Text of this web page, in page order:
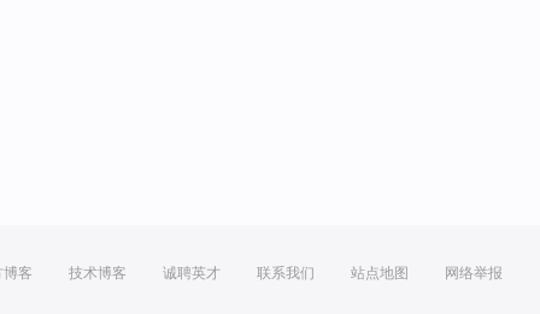
博客 技术博客 诚聘英才 联系我们 站点地图 网络举报